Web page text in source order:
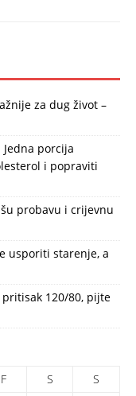
za dug život –
Jedna porcija
i popraviti
probavu i crijevnu
usporiti starenje, a
120/80, pijte
F S
S